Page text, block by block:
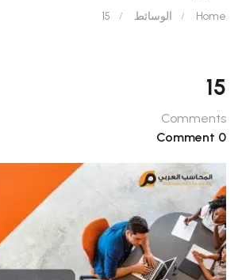
Home الوسائط 15
15
Comments
0 Comment